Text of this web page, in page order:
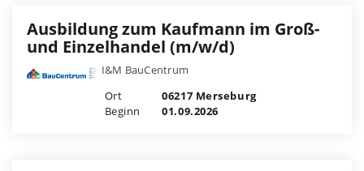
Ausbildung zum Kaufmann im Groß-
und Einzelhandel (m/w/d)
I&M BauCentrum
Ort
06217 Merseburg
Beginn
01.09.2026